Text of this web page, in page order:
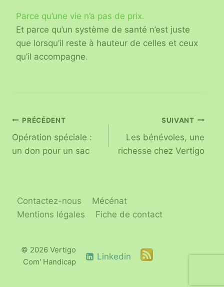
Parce qu’une vie n’a pas de prix.
Et parce qu’un système de santé n’est juste
que lorsqu’il reste à hauteur de celles et ceux
qu’il accompagne.
PRÉCÉDENT
Opération spéciale :
un don pour un sac
SUIVANT
Les bénévoles, une
richesse chez Vertigo
Contactez-nous
Mécénat
Mentions légales
Fiche de contact
© 2026 Vertigo
Com' Handicap
Linkedin